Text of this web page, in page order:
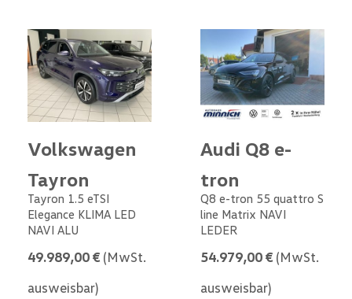
Volkswagen
Tayron
Tayron 1.5 eTSI
Elegance KLIMA LED
NAVI ALU
49.989,00 € (MwSt.
ausweisbar)
Audi Q8 e-
tron
Q8 e-tron 55 quattro S
line Matrix NAVI
LEDER
54.979,00 € (MwSt.
ausweisbar)